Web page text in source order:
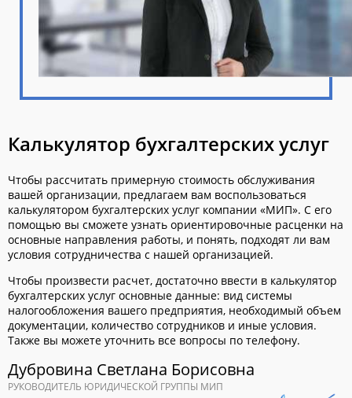
Калькулятор бухгалтерских услуг
Чтобы рассчитать примерную стоимость обслуживания
вашей организации, предлагаем вам воспользоваться
калькулятором бухгалтерских услуг компании «МИП». С его
помощью вы сможете узнать ориентировочные расценки на
основные направления работы, и понять, подходят ли вам
условия сотрудничества с нашей организацией.
Чтобы произвести расчет, достаточно ввести в калькулятор
бухгалтерских услуг основные данные: вид системы
налогообложения вашего предприятия, необходимый объем
документации, количество сотрудников и иные условия.
Также вы можете уточнить все вопросы по телефону.
Дубровина Светлана Борисовна
РУКОВОДИТЕЛЬ ЮРИДИЧЕСКОЙ ГРУППЫ МИП